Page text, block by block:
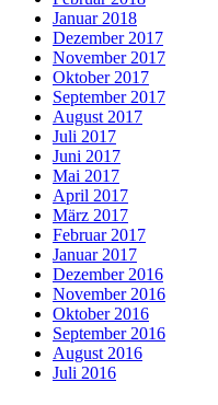
Januar 2018
Dezember 2017
November 2017
Oktober 2017
September 2017
August 2017
Juli 2017
Juni 2017
Mai 2017
April 2017
März 2017
Februar 2017
Januar 2017
Dezember 2016
November 2016
Oktober 2016
September 2016
August 2016
Juli 2016